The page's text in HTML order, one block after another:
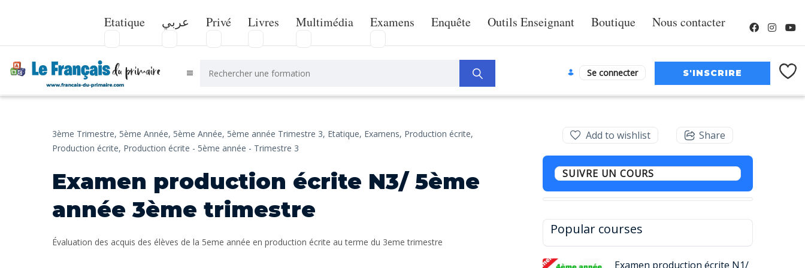
Etatique عربي Privé Livres Multimédia Examens Enquête Outils Enseignant Boutique Nous contacter
Se connecter
3ème Trimestre, 5ème Année, 5ème Année, 5ème année Trimestre 3, Etatique, Examens, Production écrite,
Production écrite, Production écrite - 5ème année - Trimestre 3
Examen production écrite N3/ 5ème
année 3ème trimestre
Évaluation des acquis des élèves de la 5eme année en production écrite au terme du 3eme trimestre
Add to wishlist Share
SUIVRE UN COURS
Popular courses
Examen production écrite N1/